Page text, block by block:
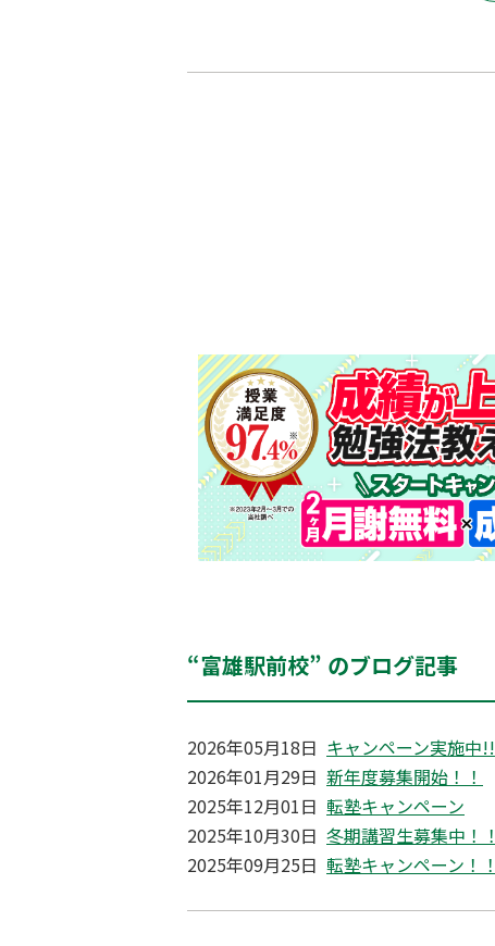
“富雄駅前校” のブログ記事
2026年05月18日 キャンペーン実施中!!
2026年01月29日 新年度募集開始！！
2025年12月01日 転塾キャンペーン
2025年10月30日 冬期講習生募集中！！
2025年09月25日 転塾キャンペーン！！